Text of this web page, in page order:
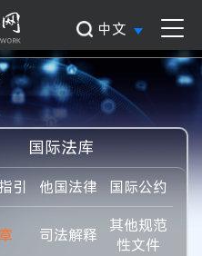
中文
国际法库
引 他国法律 国际公约
司法解释
其他规范
性文件